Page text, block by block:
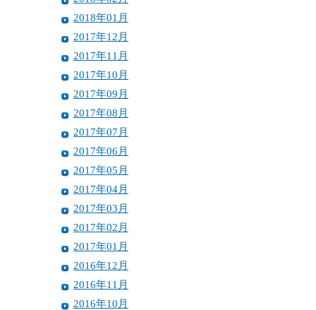
2018年01月
2017年12月
2017年11月
2017年10月
2017年09月
2017年08月
2017年07月
2017年06月
2017年05月
2017年04月
2017年03月
2017年02月
2017年01月
2016年12月
2016年11月
2016年10月